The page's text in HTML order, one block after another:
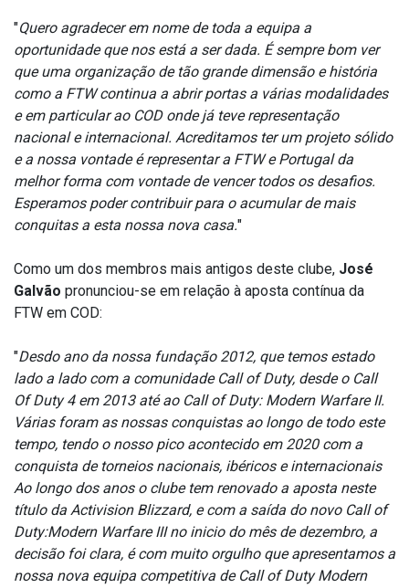
"Quero agradecer em nome de toda a equipa a
oportunidade que nos está a ser dada. É sempre bom ver
que uma organização de tão grande dimensão e história
como a FTW continua a abrir portas a várias modalidades
e em particular ao COD onde já teve representação
nacional e internacional. Acreditamos ter um projeto sólido
e a nossa vontade é representar a FTW e Portugal da
melhor forma com vontade de vencer todos os desafios.
Esperamos poder contribuir para o acumular de mais
conquitas a esta nossa nova casa."
Como um dos membros mais antigos deste clube, José
Galvão pronunciou-se em relação à aposta contínua da
FTW em COD:
"Desdo ano da nossa fundação 2012, que temos estado
lado a lado com a comunidade Call of Duty, desde o Call
Of Duty 4 em 2013 até ao Call of Duty: Modern Warfare II.
Várias foram as nossas conquistas ao longo de todo este
tempo, tendo o nosso pico acontecido em 2020 com a
conquista de torneios nacionais, ibéricos e internacionais
Ao longo dos anos o clube tem renovado a aposta neste
título da Activision Blizzard, e com a saída do novo Call of
Duty:Modern Warfare III no inicio do mês de dezembro, a
decisão foi clara, é com muito orgulho que apresentamos a
nossa nova equipa competitiva de Call of Duty Modern